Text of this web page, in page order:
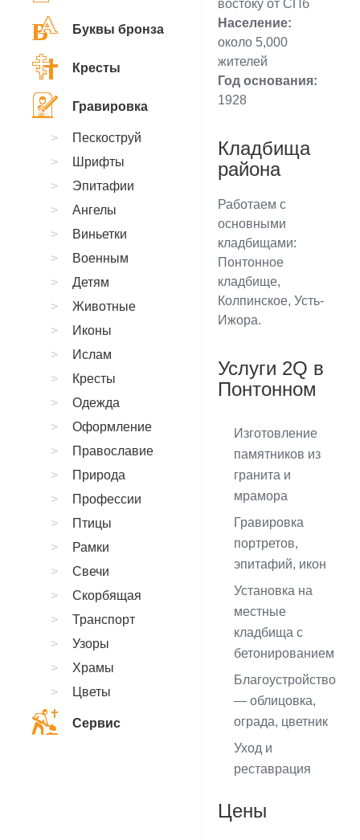
востоку от СПб
Население:
около 5,000
жителей
Год основания:
1928
Кладбища
района
Работаем с
основными
кладбищами:
Понтонное
кладбище,
Колпинское, Усть-
Ижора.
Услуги 2Q в
Понтонном
Изготовление
памятников из
гранита и
мрамора
Гравировка
портретов,
эпитафий, икон
Установка на
местные
кладбища с
бетонированием
Благоустройство
— облицовка,
ограда, цветник
Уход и
реставрация
Цены
Буквы бронза
Кресты
Гравировка
Пескоструй
Шрифты
Эпитафии
Ангелы
Виньетки
Военным
Детям
Животные
Иконы
Ислам
Кресты
Одежда
Оформление
Православие
Природа
Профессии
Птицы
Рамки
Свечи
Скорбящая
Транспорт
Узоры
Храмы
Цветы
Сервис